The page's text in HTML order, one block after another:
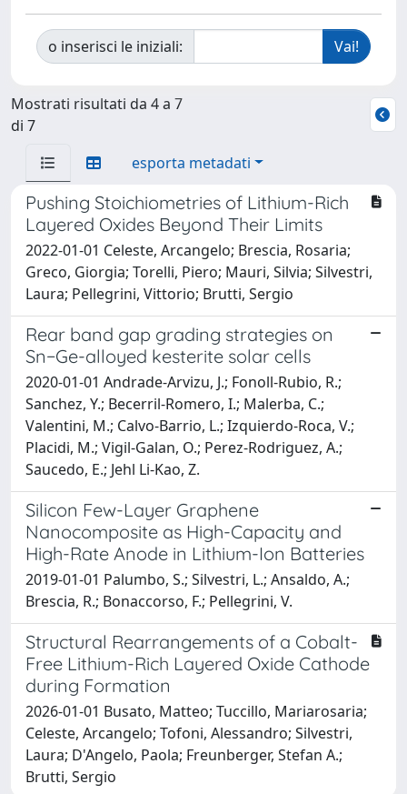
o inserisci le iniziali:
Mostrati risultati da 4 a 7
di 7
esporta metadati
Pushing Stoichiometries of Lithium-Rich
Layered Oxides Beyond Their Limits
2022-01-01 Celeste, Arcangelo; Brescia, Rosaria;
Greco, Giorgia; Torelli, Piero; Mauri, Silvia; Silvestri,
Laura; Pellegrini, Vittorio; Brutti, Sergio
Rear band gap grading strategies on
Sn−Ge-alloyed kesterite solar cells
2020-01-01 Andrade-Arvizu, J.; Fonoll-Rubio, R.;
Sanchez, Y.; Becerril-Romero, I.; Malerba, C.;
Valentini, M.; Calvo-Barrio, L.; Izquierdo-Roca, V.;
Placidi, M.; Vigil-Galan, O.; Perez-Rodriguez, A.;
Saucedo, E.; Jehl Li-Kao, Z.
Silicon Few-Layer Graphene
Nanocomposite as High-Capacity and
High-Rate Anode in Lithium-Ion Batteries
2019-01-01 Palumbo, S.; Silvestri, L.; Ansaldo, A.;
Brescia, R.; Bonaccorso, F.; Pellegrini, V.
Structural Rearrangements of a Cobalt-
Free Lithium-Rich Layered Oxide Cathode
during Formation
2026-01-01 Busato, Matteo; Tuccillo, Mariarosaria;
Celeste, Arcangelo; Tofoni, Alessandro; Silvestri,
Laura; D'Angelo, Paola; Freunberger, Stefan A.;
Brutti, Sergio